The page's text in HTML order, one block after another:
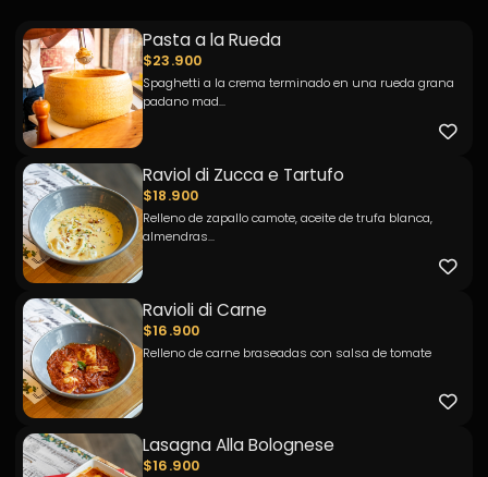
Pasta a la Rueda
$23.900
Spaghetti a la crema terminado en una rueda grana
padano mad...
Raviol di Zucca e Tartufo
$18.900
Relleno de zapallo camote, aceite de trufa blanca,
almendras...
Ravioli di Carne
$16.900
Relleno de carne braseadas con salsa de tomate
Lasagna Alla Bolognese
$16.900